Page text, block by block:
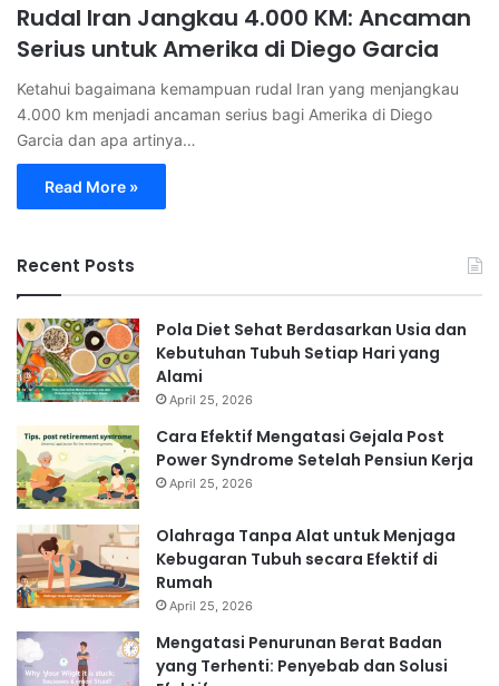
Rudal Iran Jangkau 4.000 KM: Ancaman
Serius untuk Amerika di Diego Garcia
Ketahui bagaimana kemampuan rudal Iran yang menjangkau
4.000 km menjadi ancaman serius bagi Amerika di Diego
Garcia dan apa artinya…
Read More »
Recent Posts
Pola Diet Sehat Berdasarkan Usia dan
Kebutuhan Tubuh Setiap Hari yang
Alami
April 25, 2026
Cara Efektif Mengatasi Gejala Post
Power Syndrome Setelah Pensiun Kerja
April 25, 2026
Olahraga Tanpa Alat untuk Menjaga
Kebugaran Tubuh secara Efektif di
Rumah
April 25, 2026
Mengatasi Penurunan Berat Badan
yang Terhenti: Penyebab dan Solusi